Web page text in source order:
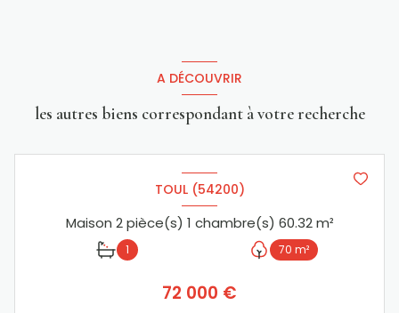
A DÉCOUVRIR
les autres biens correspondant à votre recherche
TOUL (54200)
Maison 2 pièce(s) 1 chambre(s) 60.32 m²
1 70 m²
72 000 €